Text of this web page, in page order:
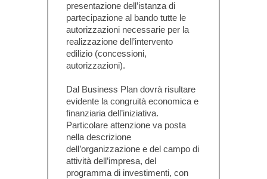
presentazione dell’istanza di
partecipazione al bando tutte le
autorizzazioni necessarie per la
realizzazione dell’intervento
edilizio (concessioni,
autorizzazioni).
Dal Business Plan dovrà risultare
evidente la congruità economica e
finanziaria dell’iniziativa.
Particolare attenzione va posta
nella descrizione
dell’organizzazione e del campo di
attività dell’impresa, del
programma di investimenti, con